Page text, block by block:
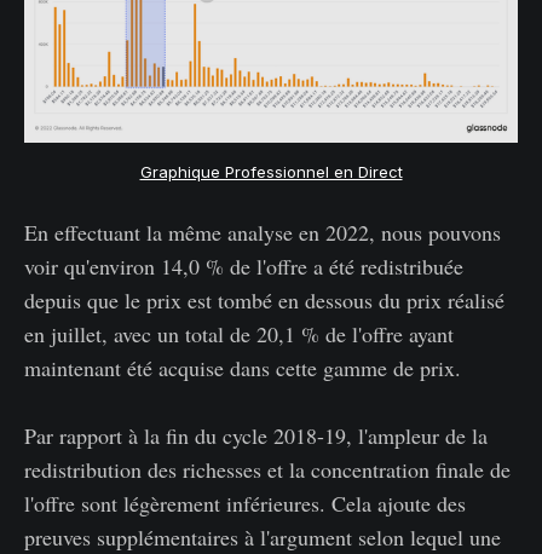
Graphique Professionnel en Direct
En effectuant la même analyse en 2022, nous pouvons
voir qu'environ 14,0 % de l'offre a été redistribuée
depuis que le prix est tombé en dessous du prix réalisé
en juillet, avec un total de 20,1 % de l'offre ayant
maintenant été acquise dans cette gamme de prix.
Par rapport à la fin du cycle 2018-19, l'ampleur de la
redistribution des richesses et la concentration finale de
l'offre sont légèrement inférieures. Cela ajoute des
preuves supplémentaires à l'argument selon lequel une